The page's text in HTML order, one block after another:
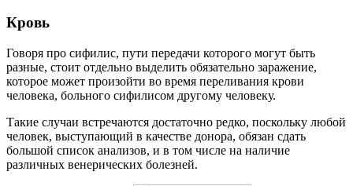
Кровь
Говоря про сифилис, пути передачи которого могут быть
разные, стоит отдельно выделить обязательно заражение,
которое может произойти во время переливания крови
человека, больного сифилисом другому человеку.
Такие случаи встречаются достаточно редко, поскольку любой
человек, выступающий в качестве донора, обязан сдать
большой список анализов, и в том числе на наличие
различных венерических болезней.